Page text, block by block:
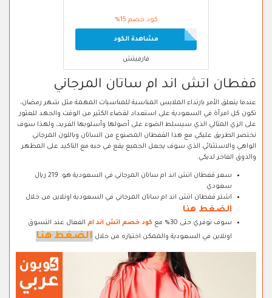
كود خصم 15%
مشاهدة الكود
فارفيتش
قفطان اتش اند ام ساتان المرجاني
عندما يتعلق الأمر بارتداء الملابس المناسبة للمناسبات المهمة مثل شهر رمضان،
تكون كل امرأة في السعودية على استعداد لقضاء الكثير من الوقت والجهد للعثور
على الزي المثالي الذي سيسلط الضوء على أصولها وأسلوبها الفريد، ولهذا سوف
نختصر الطريق عليكي مع هذا القفطان المصنوع من الساتان وباللون المرجاني
الواهي والاستثنائي الذي سوف يجعل الجميع يقع في حبه مع التاكيد على المظهر
والذوق الفاخر لديكي.
سعر قفطان اتش اند ام ساتان المرجاني في السعودية هو: 219 ريال
سعودي
اشتر قفطان اتش اند ام ساتان المرجاني في السعودية اونلاين من خلال
الضغط هنا
سوف توفري حتى 30% مع كود خصم اتش اند ام الفعال عند التسوق
اونلاين في السعودية والممكن اختياره من خلال الضغط هنا